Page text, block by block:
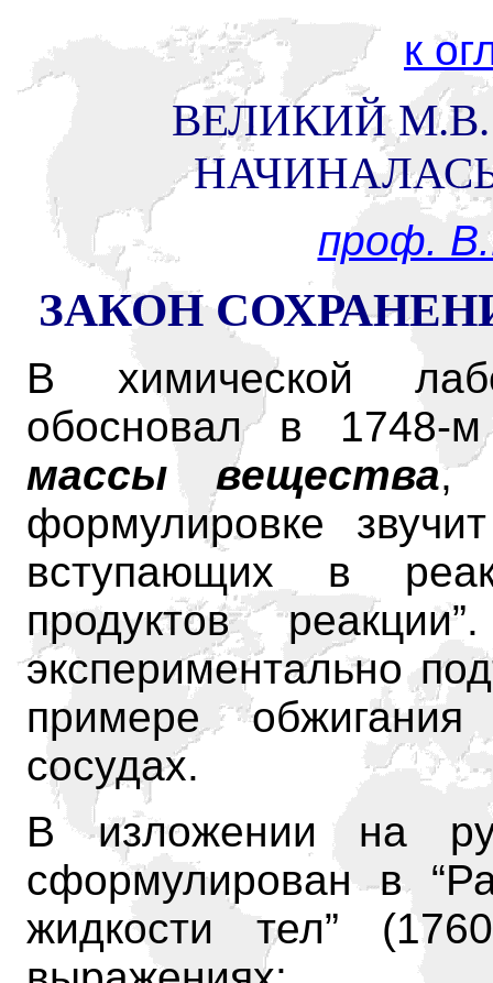
к
ВЕЛИКИЙ
проф.
ЗАКОН
В химической
обосновал в
массы вещества,
формулировке
вступающих в
продуктов
экспериментально
примере
сосудах.
В изложении на
сформулирован в
жидкости тел”